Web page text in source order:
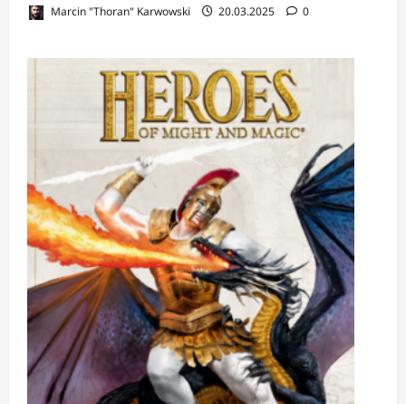
Marcin "Thoran" Karwowski 20.03.2025 0